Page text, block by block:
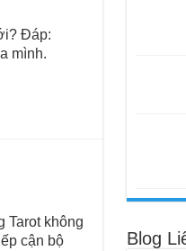
Đáp:
mình.
Tarot không
cận bộ
Blog